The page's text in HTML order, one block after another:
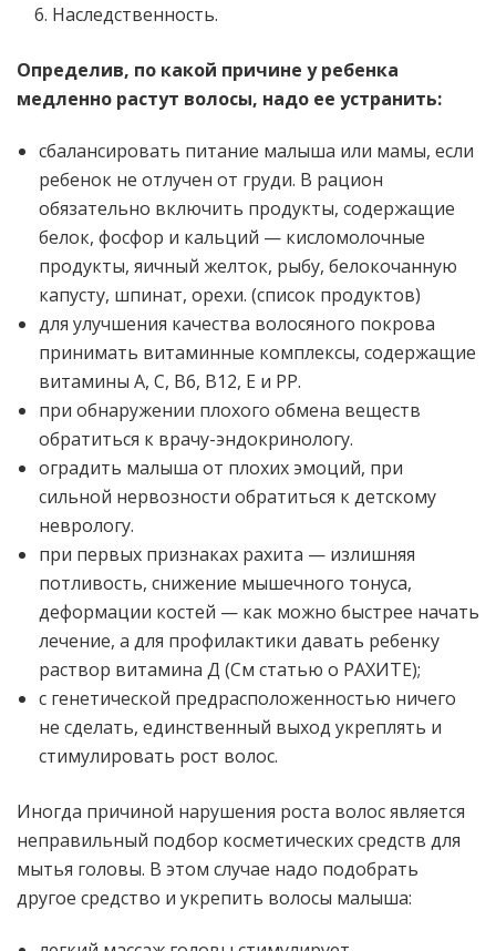
Наследственность.
Определив, по какой причине у ребенка
медленно растут волосы, надо ее устранить:
сбалансировать питание малыша или мамы, если
ребенок не отлучен от груди. В рацион
обязательно включить продукты, содержащие
белок, фосфор и кальций — кисломолочные
продукты, яичный желток, рыбу, белокочанную
капусту, шпинат, орехи. (список продуктов)
для улучшения качества волосяного покрова
принимать витаминные комплексы, содержащие
витамины А, С, В6, В12, Е и РР.
при обнаружении плохого обмена веществ
обратиться к врачу-эндокринологу.
оградить малыша от плохих эмоций, при
сильной нервозности обратиться к детскому
неврологу.
при первых признаках рахита — излишняя
потливость, снижение мышечного тонуса,
деформации костей — как можно быстрее начать
лечение, а для профилактики давать ребенку
раствор витамина Д (См статью о РАХИТЕ);
с генетической предрасположенностью ничего
не сделать, единственный выход укреплять и
стимулировать рост волос.
Иногда причиной нарушения роста волос является
неправильный подбор косметических средств для
мытья головы. В этом случае надо подобрать
другое средство и укрепить волосы малыша: